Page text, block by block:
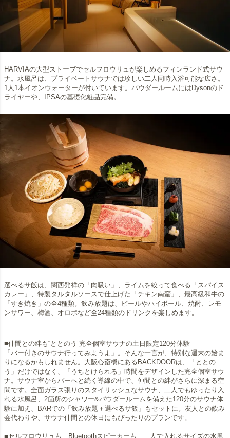
HARVIAの大型ストーブでセルフロウリュが楽しめるフィンランド式サウ
ナ。水風呂は、プライベートサウナでは珍しい二人同時入浴可能な広さ。
1人1本イオンウォーターが付いています。パウダールームにはDysonのド
ライヤーや、IPSAの基礎化粧品完備。
選べるサ飯は、関西発祥の「肉吸い」、ライムを絞って食べる「スパイス
カレー」、特製タルタルソースで仕上げた「チキン南蛮」、最高級和牛の
「すき焼き」の全4種類。飲み放題は、ビールやハイボール、焼酎、レモ
ンサワー、梅酒、オロポなど全24種類のドリンクを楽しめます。
■仲間との絆も“ととのう”完全個室サウナの土日限定120分体験
「バー付きのサウナ行ってみようよ」。そんな一言が、特別な週末の始ま
りになるかもしれません。大阪心斎橋にあるBACKDOORは、「ととの
う」だけではなく、「うちとけられる」時間をデザインした完全個室サウ
ナ。サウナ室からバーへと続く導線の中で、仲間との絆がさらに深まる空
間です。全面ガラス張りのスタイリッシュなサウナ、二人でもゆったり入
れる水風呂、2箇所のシャワー&パウダールームを備えた120分のサウナ体
験に加え、BARでの「飲み放題＋選べるサ飯」もセットに。友人との飲み
会代わりや、サウナ仲間との休日にもぴったりのプランです。
■セルフロウリュも、Bluetoothスピーカーも、二人で入れるサイズの水風